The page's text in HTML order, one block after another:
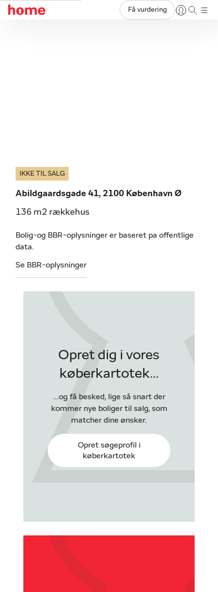
Få vurdering
IKKE TIL SALG
Abildgaardsgade 41, 2100 København Ø
136 m2 rækkehus
Bolig-og BBR-oplysninger er baseret pa offentlige
data.
Se BBR-oplysninger
Opret dig i vores
køberkartotek...
...og få besked, lige så snart der
kommer nye boliger til salg, som
matcher dine ønsker.
Opret søgeprofil i
køberkartotek